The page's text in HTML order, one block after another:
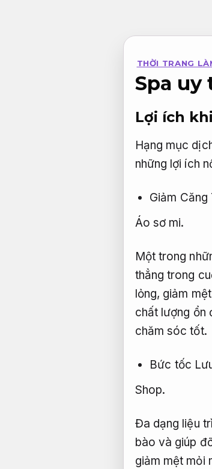
THỜI TRANG
Spa uy
Lợi ích
Hạng mục
những lợi ích
Giảm Căng
Áo sơ mi.
Một trong
thẳng trong
lỏng, giảm
chất lượng ổn
chăm sóc tốt.
Bức tốc
Shop.
Đa dạng liệu
bào và giúp
giảm mệt mỏi